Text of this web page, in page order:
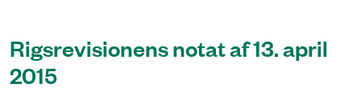
Rigsrevisionens notat af 13. april
2015